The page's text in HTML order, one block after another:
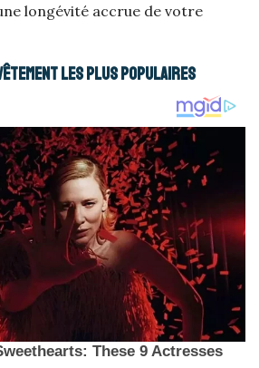
longévité accrue de votre
les plus populaires